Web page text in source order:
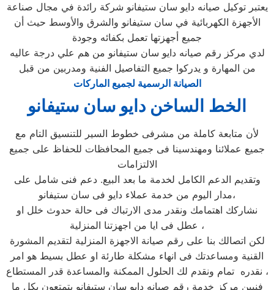
يعتبر توكيل صيانه دايو سان ستيفانو شركة رائدة في مجال صناعة
الأجهزة الكهربائية في سان ستيفانو والشرق والأوسط حيث أن
جميع أجهزتها تعمل بكفائه وجودة
لدي مركز رقم صيانه دايو سان ستيفانو من هم علي درجة عاليه
من المهارة و يدركوا جميع التفاصيل الفنية ومدربين من قبل
الصيانة الرسمية لجميع الماركات
الخط الساخن دايو سان ستيفانو
لأن متابعة كاملة من مشرفى خطوط السير للتنسيق التام مع
جميع عملائنا ومهندسينا فى جميع المحافظات للحفاظ على جميع
الالتزامات
وتقديم الدعم الكامل لخدمة ما بعد البيع. دعم فنى شامل على
مدار اليوم من خدمة عملاء دايو فى سان ستيفانو،
نشاركك اهتمامك ونقدر مدى الارتباك فى حالة حدوث خلل او
عطل فى ايا من اجهزتنا المنزلية ،
لكن اتصالك بنا على رقم صيانة الاجهزة المنزلية لتقديم المشورة
القنية ومساعدتك فى انهاء مشكلة طارئة او عطل بسيط هو امر
نقدره تمام ونقدم لك الحلول الممكنة والمساعدة قدر المستطاع ،
فنيين مركز خدمة رقم صيانه دايو سان ستيفانو يتمتعون بكل ما